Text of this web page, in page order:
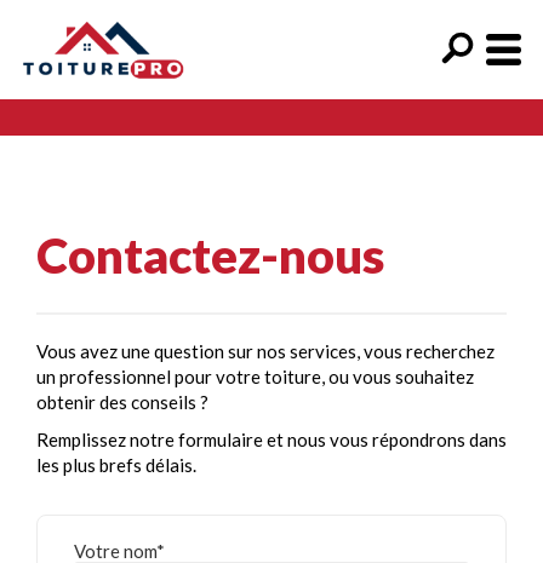
Contactez-nous
Vous avez une question sur nos services, vous recherchez
un professionnel pour votre toiture, ou vous souhaitez
obtenir des conseils ?
Remplissez notre formulaire et nous vous répondrons dans
les plus brefs délais.
Votre nom*